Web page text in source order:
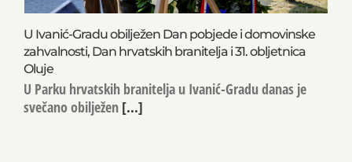
U Ivanić-Gradu obilježen Dan pobjede i domovinske
zahvalnosti, Dan hrvatskih branitelja i 31. obljetnica
Oluje
U Parku hrvatskih branitelja u Ivanić-Gradu danas je
svečano obilježen [...]